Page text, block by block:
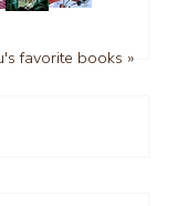
favorite books »